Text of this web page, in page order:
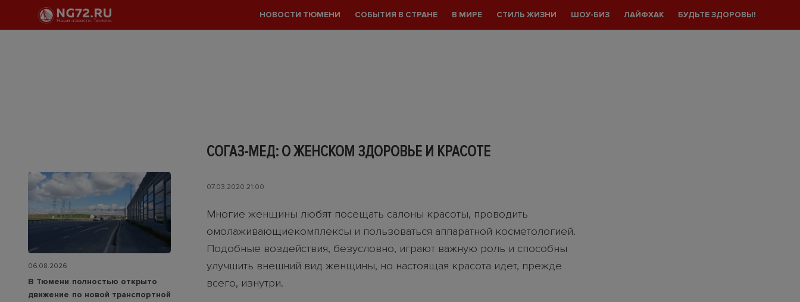
НОВОСТИ ТЮМЕНИ СОБЫТИЯ В СТРАНЕ В МИРЕ СТИЛЬ ЖИЗНИ ШОУ-БИЗ ЛАЙФХАК БУДЬТЕ ЗДОРОВЫ!
СОГАЗ-МЕД: О ЖЕНСКОМ ЗДОРОВЬЕ И КРАСОТЕ
07.03.2020 21:00
Многие женщины любят посещать салоны красоты, проводить
омолаживающиекомплексы и пользоваться аппаратной косметологией.
Подобные воздействия, безусловно, играют важную роль и способны
улучшить внешний вид женщины, но настоящая красота идет, прежде
всего, изнутри.
06.08.2026
В Тюмени полностью открыто
движение по новой транспортной